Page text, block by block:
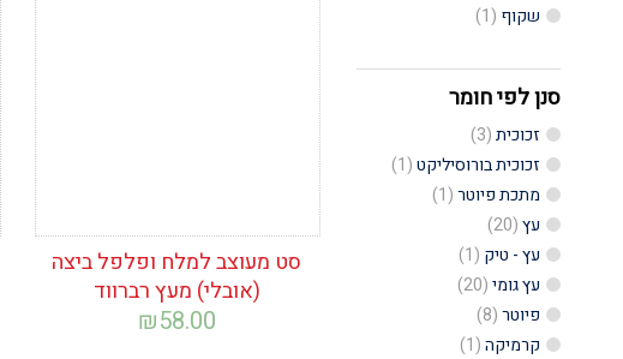
שקוף (1)
סנן לפי חומר
זכוכית(3)
זכוכית בורוסיליקט(1)
מתכת פיוטר(1)
עץ(20)
עץ - טיק (1)
עץ גומי(20)
פיוטר(8)
קרמיקה(1)
סט מעוצב למלח ופלפל ביצה
(אובלי) מעץ רברווד
₪58.00